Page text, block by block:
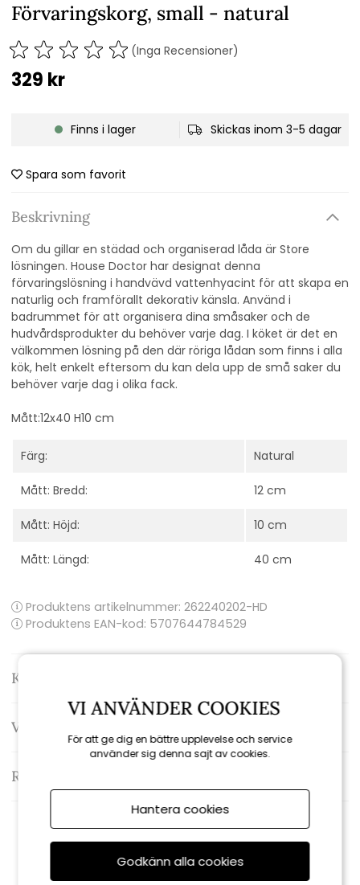
Förvaringskorg, small - natural
(Inga Recensioner)
329 kr
Finns i lager Skickas inom 3-5 dagar
Spara som favorit
Beskrivning
Om du gillar en städad och organiserad låda är Store
lösningen. House Doctor har designat denna
förvaringslösning i handvävd vattenhyacint för att skapa en
naturlig och framförallt dekorativ känsla. Använd i
badrummet för att organisera dina småsaker och de
hudvårdsprodukter du behöver varje dag. I köket är det en
välkommen lösning på den där röriga lådan som finns i alla
kök, helt enkelt eftersom du kan dela upp de små saker du
behöver varje dag i olika fack.
Mått:12x40 H10 cm
Färg: Natural
Mått: Bredd: 12 cm
Mått: Höjd: 10 cm
Mått: Längd: 40 cm
Produktens artikelnummer: 262240202-HD
Produktens EAN-kod: 5707644784529
Kontakta oss
Varumärke: House doctor
Recensioner
Rekommenderade tillbehör
VI ANVÄNDER COOKIES
För att ge dig en bättre upplevelse och service
använder sig denna sajt av cookies.
Hantera cookies
Godkänn alla cookies